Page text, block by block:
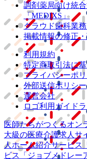
調剤薬局向け統
「MEDIXS」
クラウド歯科業務
掲載情報の修正
利用規約
特定商取引法に
プライバシーポ
外部送信ポリシー
運営会社
ロゴ利用ガイド
医師たちがつくるオン
大級の医療介護求人サ
人ホーム紹介サービス
ビス
「ジョブメドレー